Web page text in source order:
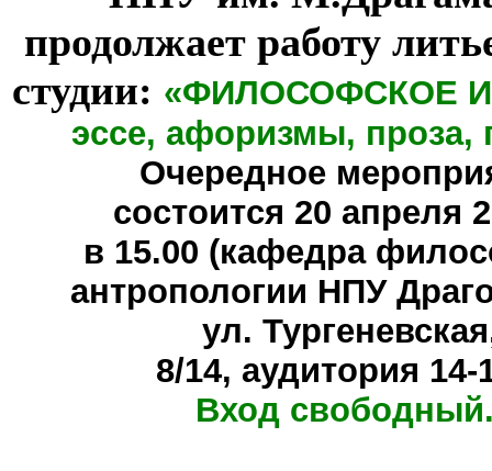
продолжает работу
студии: «ФИЛОСОФСКОЕ
эссе, афоризмы, проза,
Очередное
состоится 20 апреля
в 15.00 (кафедра
антропологии НПУ
ул.
8/14, аудитория 14-
Вход